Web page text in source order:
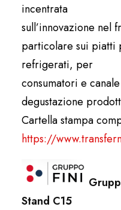
incentrata
sull’innovazione nel
particolare sui piatti
refrigerati, per
consumatori e
degustazione
Cartella stampa
https://
Stand C15